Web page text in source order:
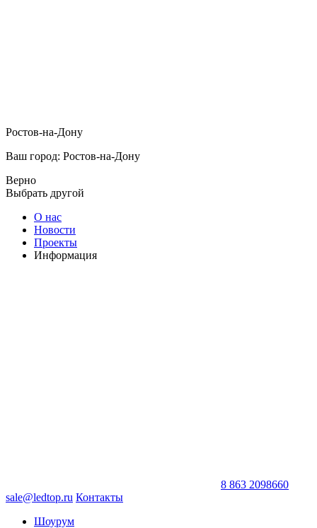
Ростов-на-Дону
Ваш город: Ростов-на-Дону
Верно
Выбрать другой
О нас
Новости
Проекты
Информация
8 863 2098660
sale@ledtop.ru Контакты
Шоурум